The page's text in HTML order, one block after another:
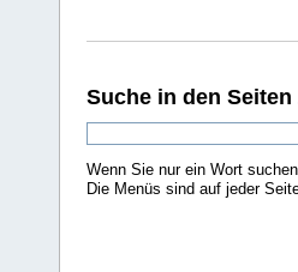
Suche in den Seiten
Wenn Sie nur ein Wort
Die Menüs sind auf jeder